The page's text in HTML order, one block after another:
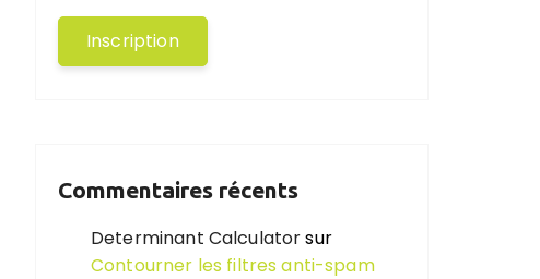
Commentaires récents
Determinant Calculatorsur
Contourner les filtres anti-spam